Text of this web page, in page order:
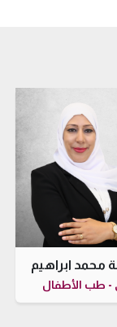
محمد ابراهيم
- طب الأطفال